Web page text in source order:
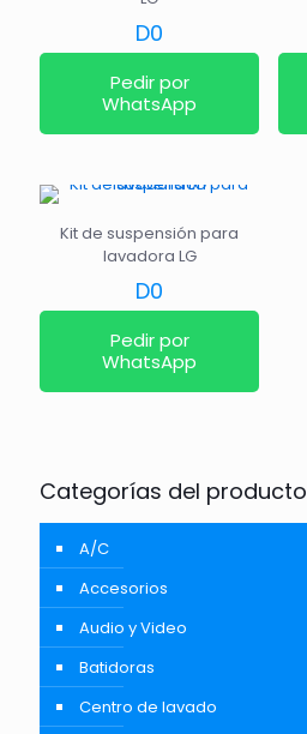
D0
Pedir por
WhatsApp
Kit de suspensión para
lavadora LG
D0
Pedir por
WhatsApp
Categorías del producto
A/C
Accesorios
Audio y Video
Batidoras
Centro de lavado